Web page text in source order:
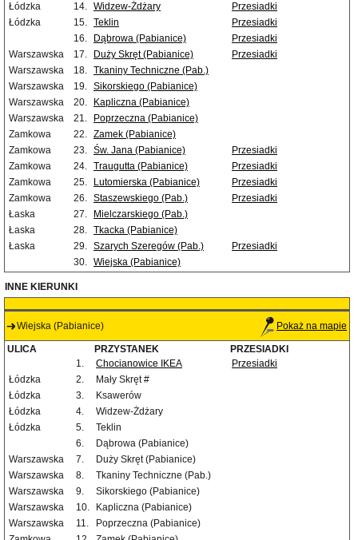
Łódzka
14. Widzew-Żdżary
Przesiadki
Łódzka
15. Teklin
Przesiadki
16.
Dąbrowa (Pabianice)
Przesiadki
Warszawska
17. Duży Skręt (Pabianice)
Przesiadki
Warszawska
18. Tkaniny Techniczne (Pab.)
Warszawska
19. Sikorskiego (Pabianice)
Warszawska
20.
Kapliczna (Pabianice)
Warszawska
21.
Poprzeczna (Pabianice)
Zamkowa
22. Zamek (Pabianice)
Zamkowa
23. Św. Jana (Pabianice)
Przesiadki
Zamkowa
24. Traugutta (Pabianice)
Przesiadki
Zamkowa
25. Lutomierska (Pabianice)
Przesiadki
Zamkowa
26. Staszewskiego (Pab.)
Przesiadki
Łaska
27.
Mielczarskiego (Pab.)
Łaska
28. Tkacka (Pabianice)
Łaska
29. Szarych Szeregów (Pab.)
Przesiadki
30. Wiejska (Pabianice)
INNE KIERUNKI
Wiejska (Pabianice) Pokaż na mapie
ULICA PRZYSTANEK
PRZESIADKI
1.
Chocianowice IKEA
Przesiadki
Łódzka
2.
Mały Skręt #
Łódzka
3.
Ksawerów
Łódzka
4.
Widzew-Żdżary
Łódzka
5.
Teklin
6.
Dąbrowa (Pabianice)
Warszawska
7.
Duży Skręt (Pabianice)
Warszawska
8.
Tkaniny Techniczne (Pab.)
Warszawska
9.
Sikorskiego (Pabianice)
Warszawska
10.
Kapliczna (Pabianice)
Warszawska
11.
Poprzeczna (Pabianice)